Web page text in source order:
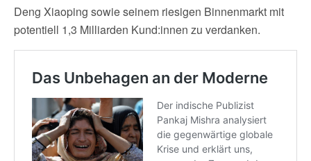
Deng Xiaoping sowie seinem riesigen Binnenmarkt mit
potentiell 1,3 Milliarden Kund:innen zu verdanken.